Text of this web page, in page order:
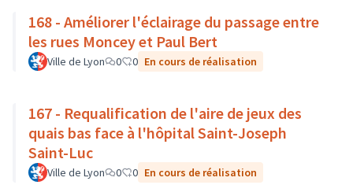
168 - Améliorer l'éclairage du passage entre
les rues Moncey et Paul Bert
Ville de Lyon 0 0 En cours de réalisation
167 - Requalification de l'aire de jeux des
quais bas face à l'hôpital Saint-Joseph
Saint-Luc
Ville de Lyon 0 0 En cours de réalisation